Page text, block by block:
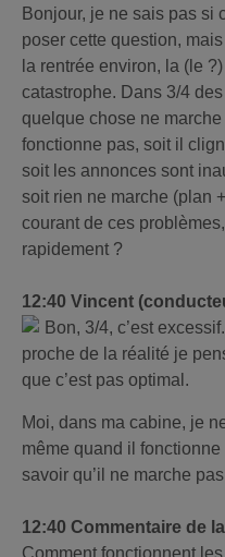
Bonjour, je ne sais pas si
poser cette question,
la rentrée environ, la (le
catastrophe. Dans 3/4
quelque chose ne
fonctionne pas, soit il
soit les annonces sont
soit rien ne marche (plan
courant de ces
rapidement ?
12:40 Vincent
Bon, 3/4, c’est
proche de la réalité je
que c’est pas optimal.
Moi, dans ma cabine, je
même quand il
savoir qu’il ne marche
12:40 Commentaire de
Comment fonctionnent